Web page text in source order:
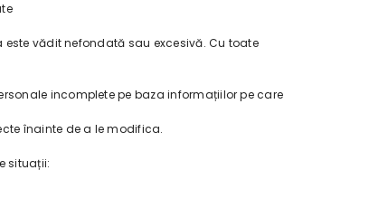
vădit nefondată sau excesivă. Cu toate
incomplete pe baza informațiilor pe care
înainte de a le modifica.
situații: